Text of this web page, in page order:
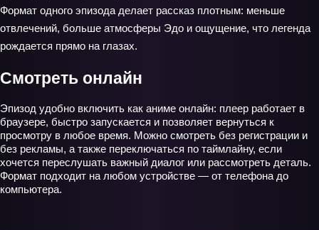
Формат одного эпизода делает рассказ плотным: меньше
отвлечений, больше атмосферы Эдо и ощущение, что легенда
рождается прямо на глазах.
Смотреть онлайн
Эпизод удобно включить как аниме онлайн: плеер работает в
браузере, быстро запускается и позволяет вернуться к
просмотру в любое время. Можно смотреть без регистрации и
без рекламы, а также переключаться по таймлайну, если
хочется переслушать важный диалог или рассмотреть деталь.
Формат подходит на любом устройстве — от телефона до
компьютера.